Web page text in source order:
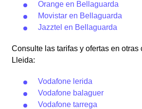
Orange en Bellaguarda
Movistar en Bellaguarda
Jazztel en Bellaguarda
Consulte las tarifas y ofertas en otras
Lleida:
Vodafone lerida
Vodafone balaguer
Vodafone tarrega